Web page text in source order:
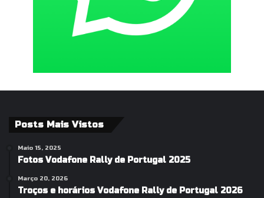
Posts Mais Vistos
Maio 15, 2025
Fotos Vodafone Rally de Portugal 2025
Março 20, 2026
Troços e horários Vodafone Rally de Portugal 2026